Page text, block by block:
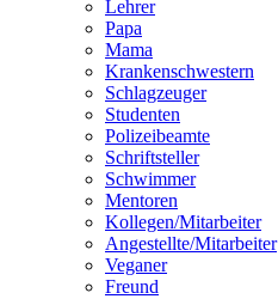
Lehrer
Papa
Mama
Krankenschwestern
Schlagzeuger
Studenten
Polizeibeamte
Schriftsteller
Schwimmer
Mentoren
Kollegen/Mitarbeiter
Angestellte/Mitarbeiter
Veganer
Freund